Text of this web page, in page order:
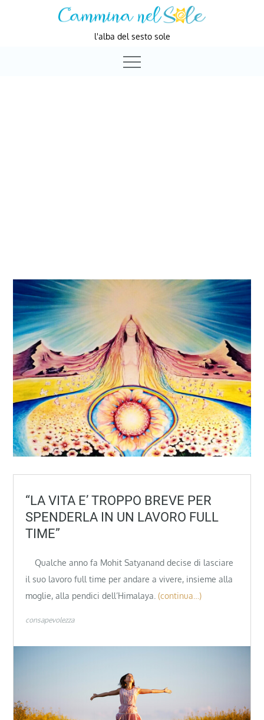
l'alba del sesto sole
“LA VITA E’ TROPPO BREVE PER
SPENDERLA IN UN LAVORO FULL
TIME”
Qualche anno fa Mohit Satyanand decise di lasciare
il suo lavoro full time per andare a vivere, insieme alla
moglie, alla pendici dell’Himalaya. (continua…)
consapevolezza